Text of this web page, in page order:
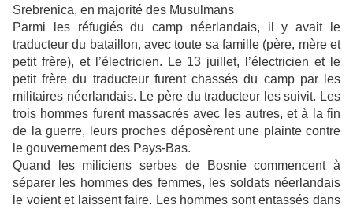
Srebrenica, en majorité des Musulmans
Parmi les réfugiés du camp néerlandais, il y avait le
traducteur du bataillon, avec toute sa famille (père, mère et
petit frère), et l’électricien. Le 13 juillet, l’électricien et le
petit frère du traducteur furent chassés du camp par les
militaires néerlandais. Le père du traducteur les suivit. Les
trois hommes furent massacrés avec les autres, et à la fin
de la guerre, leurs proches déposèrent une plainte contre
le gouvernement des Pays-Bas.
Quand les miliciens serbes de Bosnie commencent à
séparer les hommes des femmes, les soldats néerlandais
le voient et laissent faire. Les hommes sont entassés dans